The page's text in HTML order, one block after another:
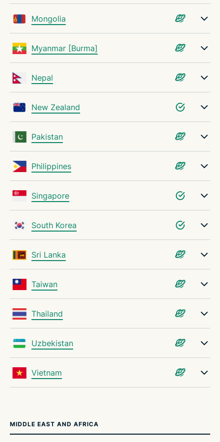
Mongolia
Myanmar [Burma]
Nepal
New Zealand
Pakistan
Philippines
Singapore
South Korea
Sri Lanka
Taiwan
Thailand
Uzbekistan
Vietnam
MIDDLE EAST AND AFRICA